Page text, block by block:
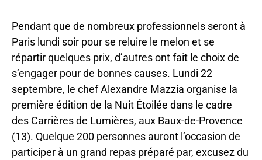
Pendant que de nombreux professionnels seront à
Paris lundi soir pour se reluire le melon et se
répartir quelques prix, d’autres ont fait le choix de
s’engager pour de bonnes causes. Lundi 22
septembre, le chef Alexandre Mazzia organise la
première édition de la Nuit Étoilée dans le cadre
des Carrières de Lumières, aux Baux-de-Provence
(13). Quelque 200 personnes auront l’occasion de
participer à un grand repas préparé par, excusez du